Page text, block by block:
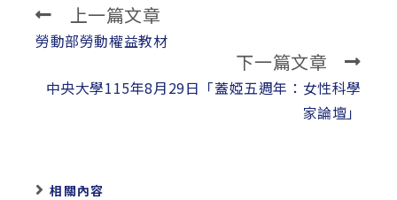
Read
more
上一篇文章
勞動部勞動權益教材
下一篇文章
中央大學115年8月29日「蓋婭五週年：女性科學
家論壇」
相關內容